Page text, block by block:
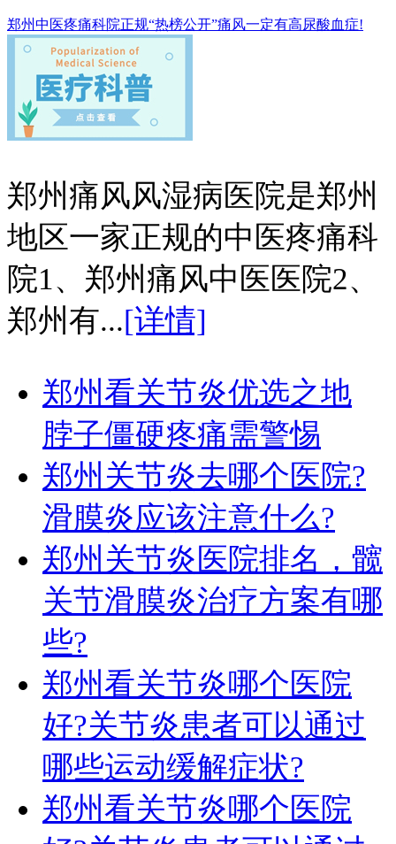
郑州中医疼痛科院正规“热榜公开”痛风一定有高尿酸血症!
郑州痛风风湿病医院是郑州
地区一家正规的中医疼痛科
院1、郑州痛风中医医院2、
郑州有...[详情]
郑州看关节炎优选之地
脖子僵硬疼痛需警惕
郑州关节炎去哪个医院?
滑膜炎应该注意什么?
郑州关节炎医院排名，髋
关节滑膜炎治疗方案有哪
些?
郑州看关节炎哪个医院
好?关节炎患者可以通过
哪些运动缓解症状?
郑州看关节炎哪个医院